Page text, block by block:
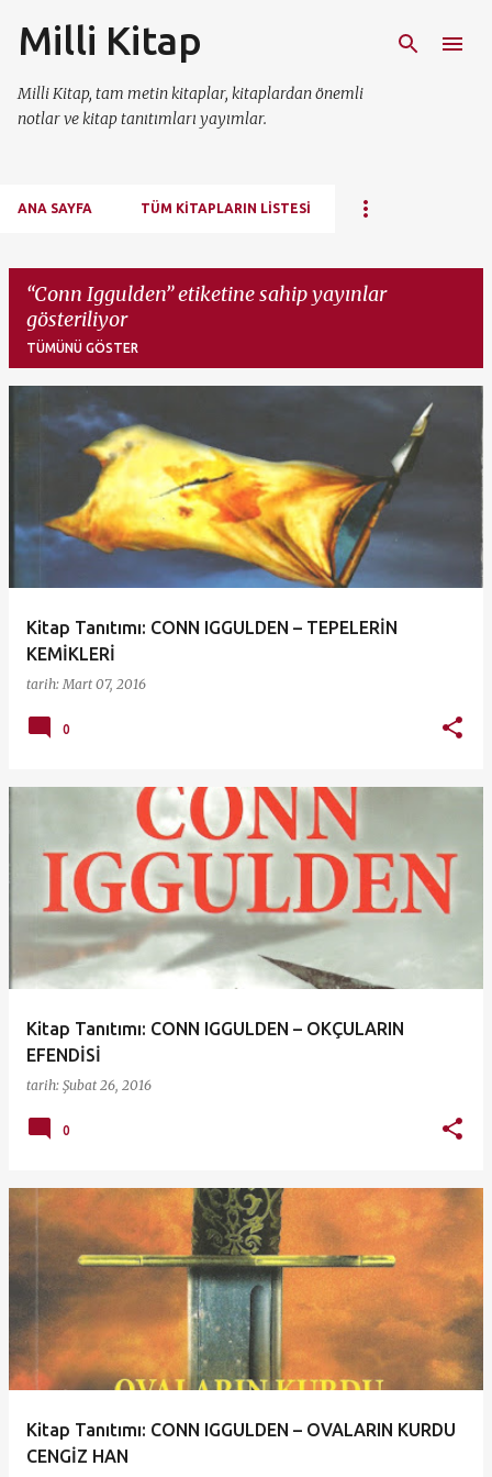
Milli Kitap
Milli Kitap, tam metin kitaplar, kitaplardan önemli
notlar ve kitap tanıtımları yayımlar.
ANA SAYFA TÜM KITAPLARIN LISTESI
Conn Iggulden etiketine sahip yayınlar
gösteriliyor
TÜMÜNÜ GÖSTER
Kitap Tanıtımı: CONN IGGULDEN – TEPELERİN
KEMİKLERİ
tarih:Mart 07, 2016
0
Kitap Tanıtımı: CONN IGGULDEN – OKÇULARIN
EFENDİSİ
tarih: Şubat 26, 2016
0
Kitap Tanıtımı: CONN IGGULDEN – OVALARIN KURDU
CENGİZ HAN